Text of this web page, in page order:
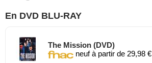
En DVD BLU-RAY
The Mission (DVD)
neuf à partir de 29,98 €